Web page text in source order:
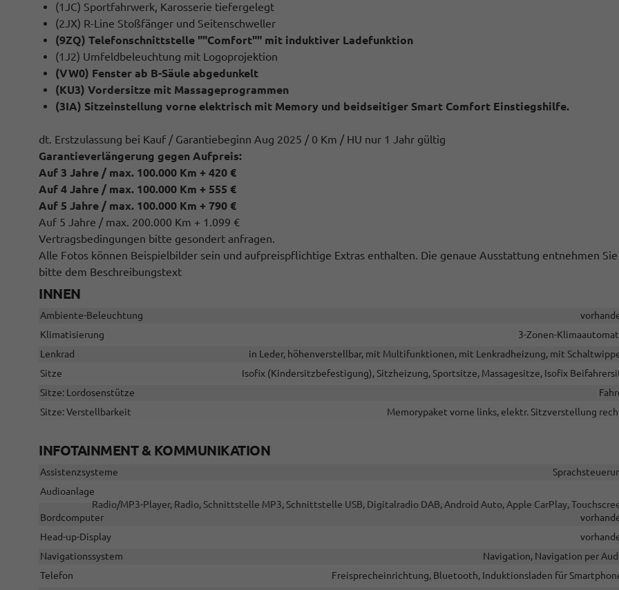
(1JC) Sportfahrwerk, Karosserie tiefergelegt
(2JX) R-Line Stoßfänger und Seitenschweller
(9ZQ) Telefonschnittstelle ""Comfort"" mit induktiver Ladefunktion
(1J2) Umfeldbeleuchtung mit Logoprojektion
(VW0) Fenster ab B-Säule abgedunkelt
(KU3) Vordersitze mit Massageprogrammen
(3IA) Sitzeinstellung vorne elektrisch mit Memory und beidseitiger Smart Comfort Einstiegshilfe.
dt. Erstzulassung bei Kauf / Garantiebeginn Aug 2025 / 0 Km / HU nur 1 Jahr gültig
Garantieverlängerung gegen Aufpreis:
Auf 3 Jahre / max. 100.000 Km + 420 €
Auf 4 Jahre / max. 100.000 Km + 555 €
Auf 5 Jahre / max. 100.000 Km + 790 €
Auf 5 Jahre / max. 200.000 Km + 1.099 €
Vertragsbedingungen bitte gesondert anfragen.
Alle Fotos können Beispielbilder sein und aufpreispflichtige Extras enthalten. Die genaue Ausstattung entnehmen Sie
bitte dem Beschreibungstext
INNEN
Ambiente-Beleuchtung
Klimatisierung
3-Zonen-
Lenkrad
in Leder, höhenverstellbar, mit Multifunktionen, mit Lenkradheizung, mit
Sitze
Isofix (Kindersitzbefestigung), Sitzheizung, Sportsitze, Massagesitze, Isofix
Sitze: Lordosenstütze
Sitze: Verstellbarkeit
Memorypaket vorne links, elektr. Sitzverstellung
INFOTAINMENT & KOMMUNIKATION
Assistenzsysteme
Audioanlage
Radio/MP3-Player, Radio, Schnittstelle MP3, Schnittstelle USB, Digitalradio DAB, Android Auto, Apple CarPlay,
Bordcomputer
Head-up-Display
Navigationssystem
Navigation, Navigation per
Telefon
Freisprecheinrichtung, Bluetooth, Induktionsladen für